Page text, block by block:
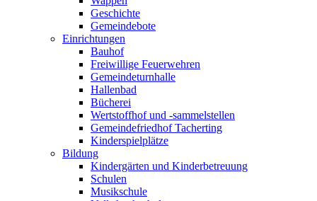
Geschichte
Gemeindebote
Einrichtungen
Bauhof
Freiwillige Feuerwehren
Gemeindeturnhalle
Hallenbad
Bücherei
Wertstoffhof und -sammelstellen
Gemeindefriedhof Tacherting
Kinderspielplätze
Bildung
Kindergärten und Kinderbetreuung
Schulen
Musikschule